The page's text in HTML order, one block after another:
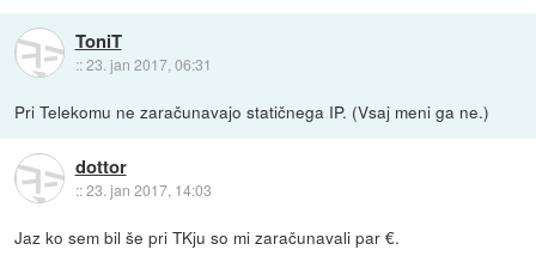
ToniT
::23. jan 2017, 06:31
Pri Telekomu ne zaračunavajo statičnega IP. (Vsaj meni ga ne.)
dottor
::23. jan 2017, 14:03
Jaz ko sem bil še pri TKju so mi zaračunavali par €.